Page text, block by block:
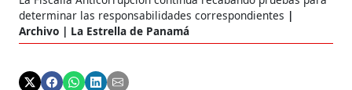
determinar las responsabilidades correspondientes
Archivo | La Estrella de Panamá